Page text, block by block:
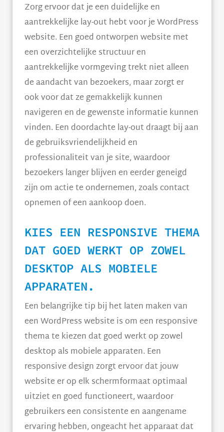
Zorg ervoor dat je een duidelijke en
aantrekkelijke lay-out hebt voor je WordPress
website. Een goed ontworpen website met
een overzichtelijke structuur en
aantrekkelijke vormgeving trekt niet alleen
de aandacht van bezoekers, maar zorgt er
ook voor dat ze gemakkelijk kunnen
navigeren en de gewenste informatie kunnen
vinden. Een doordachte lay-out draagt bij aan
de gebruiksvriendelijkheid en
professionaliteit van je site, waardoor
bezoekers langer blijven en eerder geneigd
zijn om actie te ondernemen, zoals contact
opnemen of een aankoop doen.
KIES EEN RESPONSIVE THEMA
DAT GOED WERKT OP ZOWEL
DESKTOP ALS MOBIELE
APPARATEN.
Een belangrijke tip bij het laten maken van
een WordPress website is om een responsive
thema te kiezen dat goed werkt op zowel
desktop als mobiele apparaten. Een
responsive design zorgt ervoor dat jouw
website er op elk schermformaat optimaal
uitziet en goed functioneert, waardoor
gebruikers een consistente en aangename
ervaring hebben, ongeacht het apparaat dat